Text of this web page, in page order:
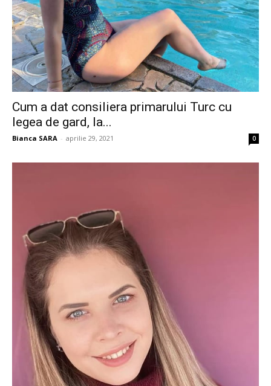
Cum a dat consiliera primarului Turc cu
legea de gard, la...
Bianca SARA - aprilie 29, 2021 0